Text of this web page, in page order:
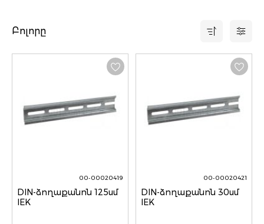
Բոլորը
00-00020419
DIN-ձողաքանոն 125սմ
IEK
00-00020421
DIN-ձողաքանոն 30սմ
IEK